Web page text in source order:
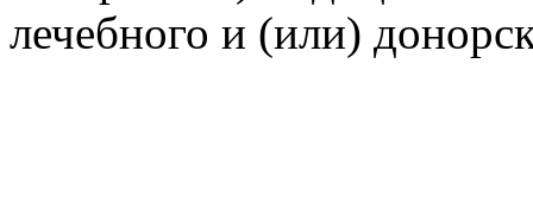
лечебного и (или)